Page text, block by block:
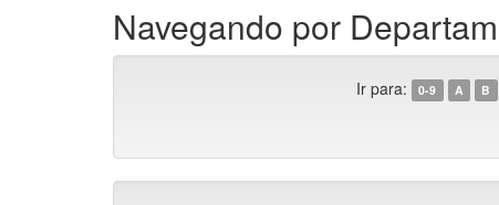
Navegando por
Ir para: 0-9 A B